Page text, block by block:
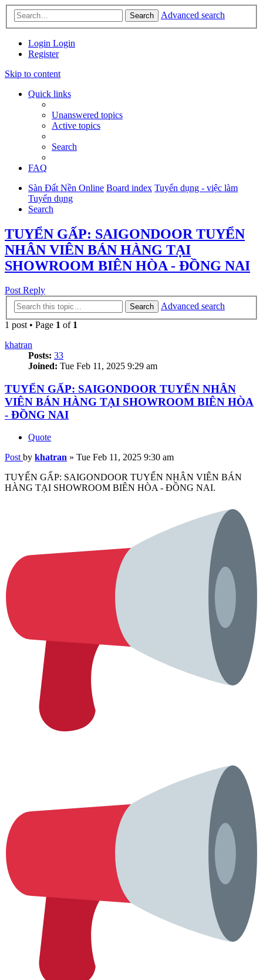
Search Advanced search
Login Login
Register
Skip to content
Quick links
Unanswered topics
Active topics
Search
FAQ
Sàn Đất Nền Online Board index Tuyển dụng - việc làm
Tuyển dụng
Search
TUYỂN GẤP: SAIGONDOOR TUYỂN
NHÂN VIÊN BÁN HÀNG TẠI
SHOWROOM BIÊN HÒA - ĐỒNG NAI
Post Reply
Search
Advanced search
1 post • Page 1 of 1
khatran
Posts: 33
Joined: Tue Feb 11, 2025 9:29 am
TUYỂN GẤP: SAIGONDOOR TUYỂN NHÂN
VIÊN BÁN HÀNG TẠI SHOWROOM BIÊN HÒA
- ĐỒNG NAI
Quote
Post by khatran » Tue Feb 11, 2025 9:30 am
TUYỂN GẤP: SAIGONDOOR TUYỂN NHÂN VIÊN BÁN
HÀNG TẠI SHOWROOM BIÊN HÒA - ĐỒNG NAI.